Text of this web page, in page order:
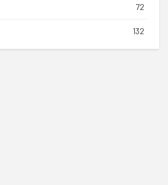
72
132